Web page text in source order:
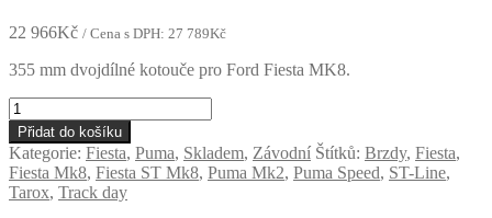
22 966Kč / Cena s DPH: 27 789Kč
355 mm dvojdílné kotouče pro Ford Fiesta MK8.
355
mm
dvojdílné
brzdové
kotouče
Fiesta
Přidat do košíku
Kategorie: Fiesta, Puma, Skladem, Závodní Štítků: Brzdy, Fiesta,
Fiesta Mk8, Fiesta ST Mk8, Puma Mk2, Puma Speed, ST-Line,
Tarox, Track day